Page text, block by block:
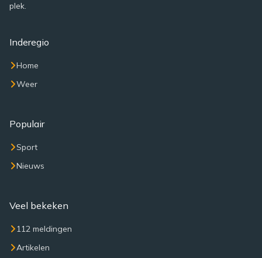
plek.
Inderegio
Home
Weer
Populair
Sport
Nieuws
Veel bekeken
112 meldingen
Artikelen